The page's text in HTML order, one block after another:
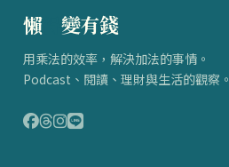
懶得 變有錢
用乘法的效率，解決加法的事情。
Podcast、閱讀、理財與生活的觀察。